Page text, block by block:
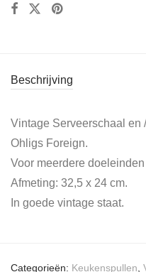
Beschrijving
Vintage Serveerschaal en
Ohligs Foreign.
Voor meerdere
Afmeting: 32,5 x 24 cm.
In goede vintage staat.
Categorieën: Keukenspullen